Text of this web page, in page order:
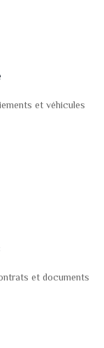
et véhicules
et documents